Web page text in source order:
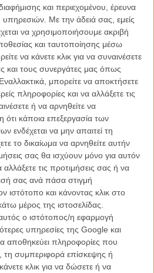
και περιεχομένου, έρευνα
υπηρεσιών. Με την άδειά σας, εμείς
να χρησιμοποιήσουμε ακριβή
και ταυτοποίησης μέσω
να κάνετε κλικ για να συναινέσετε
και τους συνεργάτες μας όπως
μπορείτε να αποκτήσετε
πληροφορίες και να αλλάξετε τις
ή να αρνηθείτε να
ότι κάποια επεξεργασία των
ενδέχεται να μην απαιτεί τη
το δικαίωμα να αρνηθείτε αυτήν
σας θα ισχύουν μόνο για αυτόν
τις προτιμήσεις σας ή να
σας ανά πάσα στιγμή
ιστότοπο και κάνοντας κλικ στο
μέρος της ιστοσελίδας.
ο ιστότοπος/η εφαρμογή
υπηρεσίες της Google και
αποθηκεύει πληροφορίες που
τη συμπεριφορά επίσκεψης ή
κλικ για να δώσετε ή να
Βλέποντας horror films καις
Δεν σε κάνει
η επιτυχία. Είναι
επιφανειακό